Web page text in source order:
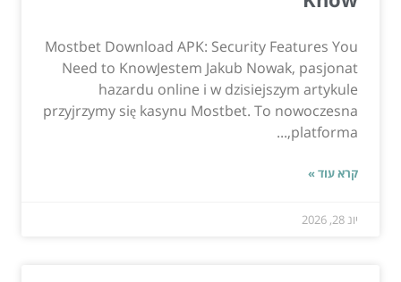
Mostbet Download APK: Security Features You
Need to KnowJestem Jakub Nowak, pasjonat
hazardu online i w dzisiejszym artykule
przyjrzymy się kasynu Mostbet. To nowoczesna
platforma,...
קרא עוד »
יונ 28, 2026